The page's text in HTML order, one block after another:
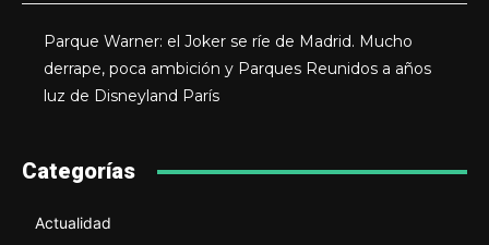
Parque Warner: el Joker se ríe de Madrid. Mucho
derrape, poca ambición y Parques Reunidos a años
luz de Disneyland París
Categorías
Actualidad